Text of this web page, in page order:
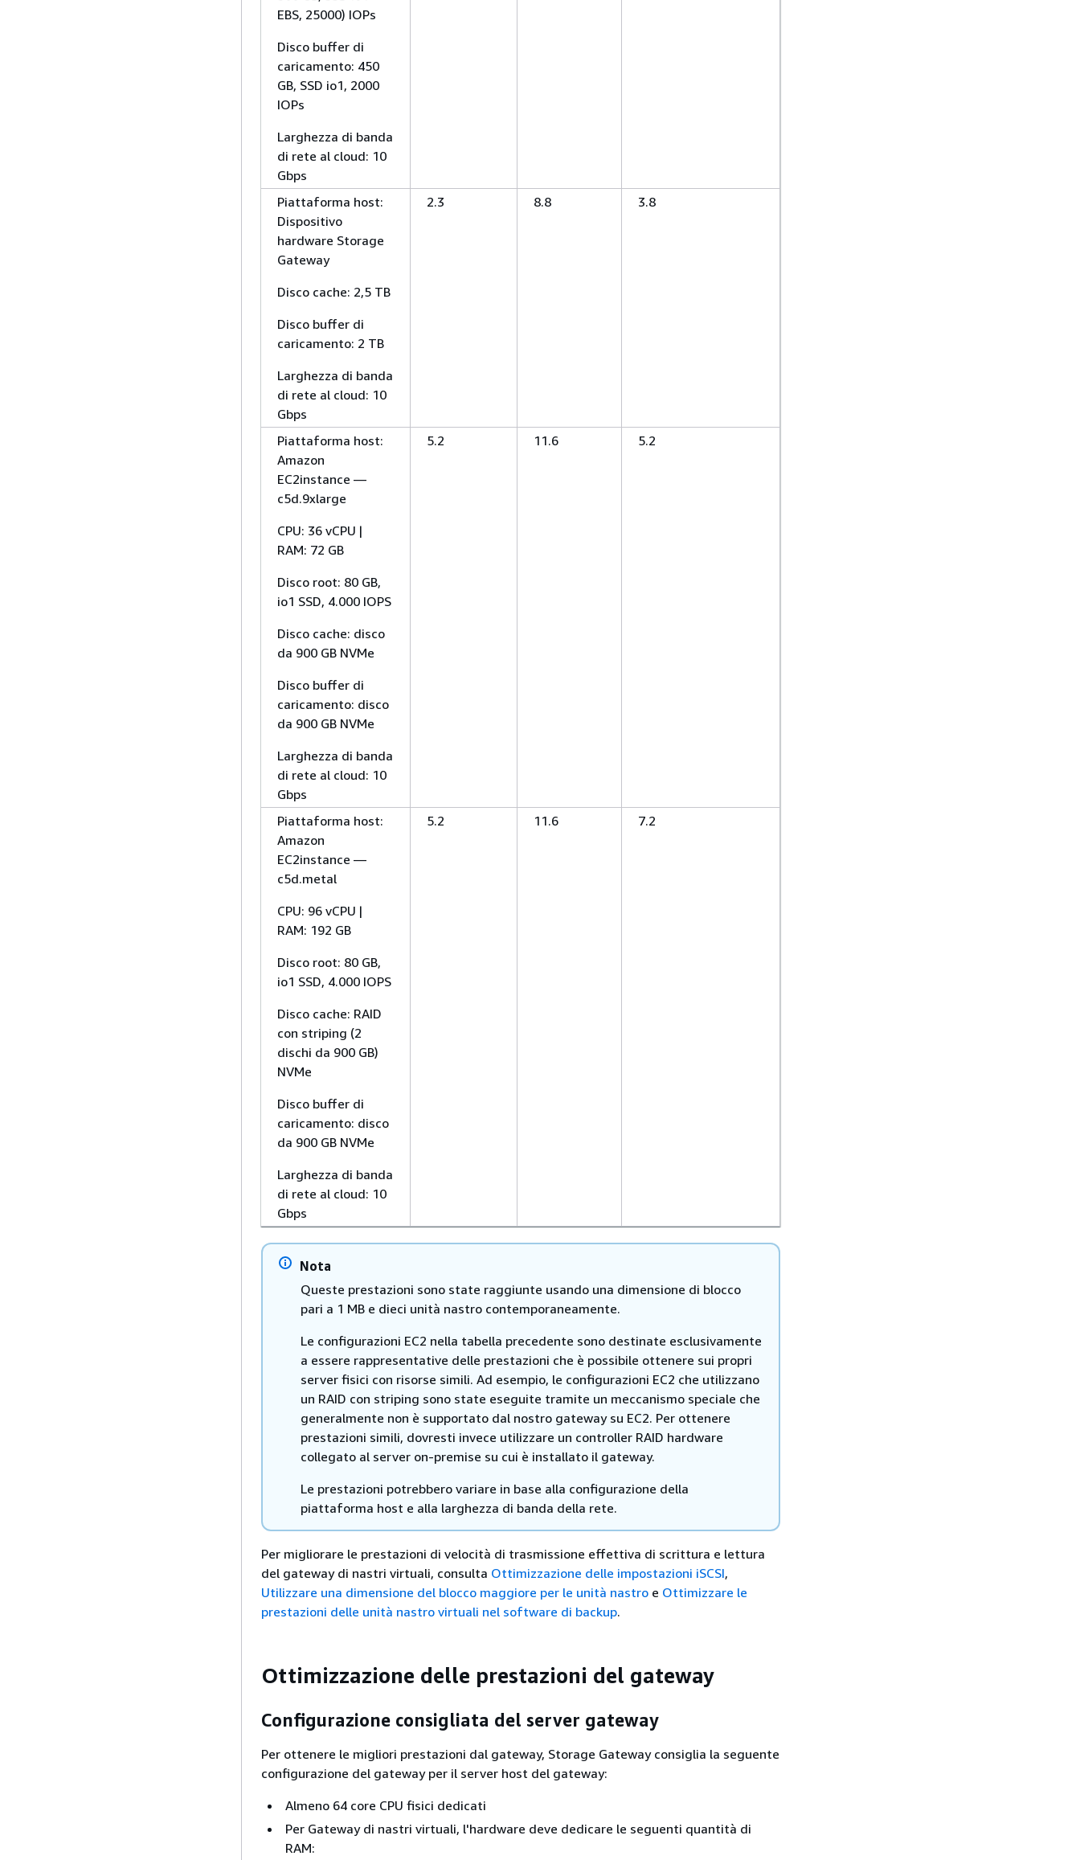
EBS, 25000) IOPs
Disco buffer di
caricamento: 450
GB, SSD io1, 2000
IOPs
Larghezza di banda
di rete al cloud: 10
Gbps
Piattaforma host:
Dispositivo
hardware Storage
Gateway
Disco cache: 2,5 TB
Disco buffer di
caricamento: 2 TB
Larghezza di banda
di rete al cloud: 10
Gbps
2.3 8.8 3.8
Piattaforma host:
Amazon
EC2instance —
c5d.9xlarge
CPU: 36 vCPU |
RAM: 72 GB
Disco root: 80 GB,
io1 SSD, 4.000 IOPS
Disco cache: disco
da 900 GB NVMe
Disco buffer di
caricamento: disco
da 900 GB NVMe
Larghezza di banda
di rete al cloud: 10
Gbps
5.2 11.6 5.2
Piattaforma host:
Amazon
EC2instance —
c5d.metal
CPU: 96 vCPU |
RAM: 192 GB
Disco root: 80 GB,
io1 SSD, 4.000 IOPS
Disco cache: RAID
con striping (2
dischi da 900 GB)
NVMe
Disco buffer di
caricamento: disco
da 900 GB NVMe
Larghezza di banda
di rete al cloud: 10
Gbps
5.2 11.6 7.2
Nota
Queste prestazioni sono state raggiunte usando una dimensione di blocco
pari a 1 MB e dieci unità nastro contemporaneamente.
Le configurazioni EC2 nella tabella precedente sono destinate esclusivamente
a essere rappresentative delle prestazioni che è possibile ottenere sui propri
server fisici con risorse simili. Ad esempio, le configurazioni EC2 che utilizzano
un RAID con striping sono state eseguite tramite un meccanismo speciale che
generalmente non è supportato dal nostro gateway su EC2. Per ottenere
prestazioni simili, dovresti invece utilizzare un controller RAID hardware
collegato al server on-premise su cui è installato il gateway.
Le prestazioni potrebbero variare in base alla configurazione della
piattaforma host e alla larghezza di banda della rete.
Per migliorare le prestazioni di velocità di trasmissione effettiva di scrittura e lettura
del gateway di nastri virtuali, consulta Ottimizzazione delle impostazioni iSCSI,
Utilizzare una dimensione del blocco maggiore per le unità nastro e Ottimizzare le
prestazioni delle unità nastro virtuali nel software di backup.
Ottimizzazione delle prestazioni del gateway
Configurazione consigliata del server gateway
Per ottenere le migliori prestazioni dal gateway, Storage Gateway consiglia la seguente
configurazione del gateway per il server host del gateway:
Almeno 64 core CPU fisici dedicati
Per Gateway di nastri virtuali, l'hardware deve dedicare le seguenti quantità di
RAM: